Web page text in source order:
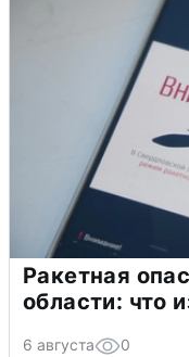
Ракетная
области: что
6 августа 0